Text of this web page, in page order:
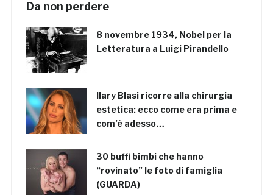
Da non perdere
8 novembre 1934, Nobel per la
Letteratura a Luigi Pirandello
Ilary Blasi ricorre alla chirurgia
estetica: ecco come era prima e
com’è adesso…
30 buffi bimbi che hanno
“rovinato” le foto di famiglia
(GUARDA)